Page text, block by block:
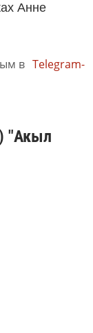
Анне
в Telegram-
"Акыл